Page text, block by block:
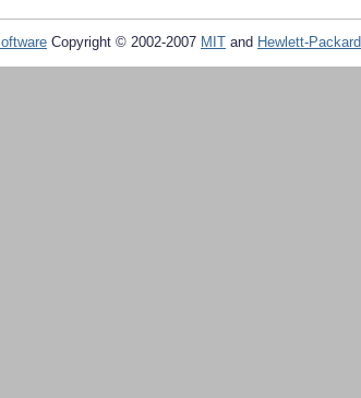
Copyright © 2002-2007 MIT and Hewlett-Packard